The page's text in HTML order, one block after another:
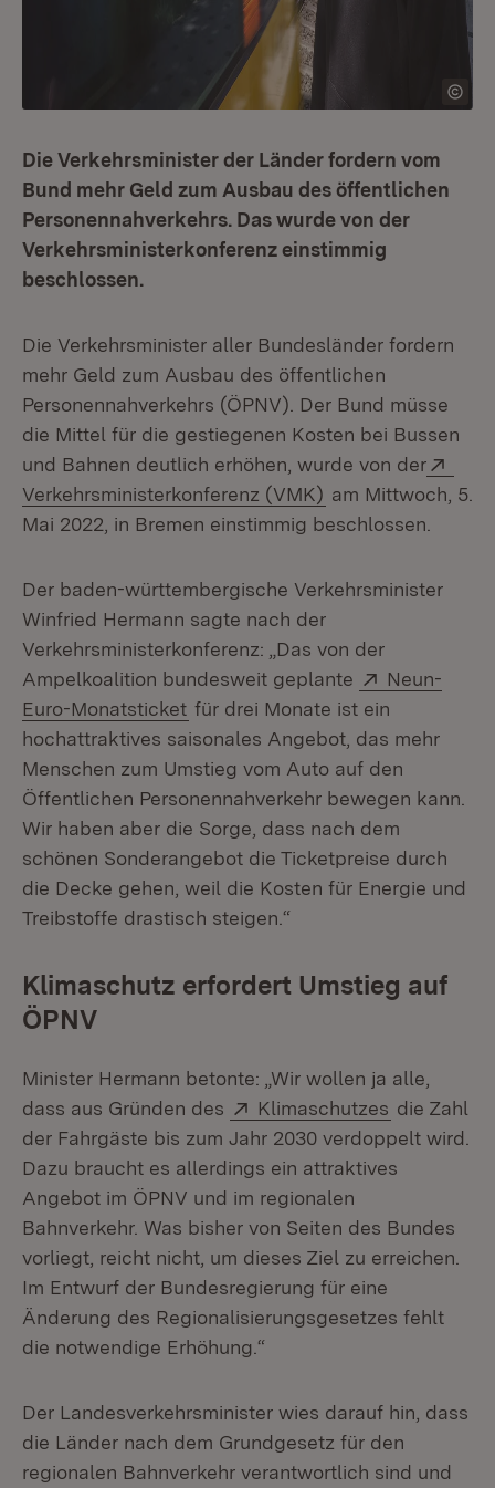
Die Verkehrsminister der Länder fordern vom
Bund mehr Geld zum Ausbau des öffentlichen
Personennahverkehrs. Das wurde von der
Verkehrsministerkonferenz einstimmig
beschlossen.
Die Verkehrsminister aller Bundesländer fordern
mehr Geld zum Ausbau des öffentlichen
Personennahverkehrs (ÖPNV). Der Bund müsse
die Mittel für die gestiegenen Kosten bei Bussen
und Bahnen deutlich erhöhen, wurde von der
Verkehrsministerkonferenz (VMK) (Öffnet in neuem
am Mittwoch, 5.
Mai 2022, in Bremen einstimmig beschlossen.
Der baden-württembergische Verkehrsminister
Winfried Hermann sagte nach der
Verkehrsministerkonferenz: „Das von der
Ampelkoalition bundesweit geplante
Extern:
Neun-
Euro-Monatsticket (Öffnet in neuem Fenster)
für drei Monate ist ein
hochattraktives saisonales Angebot, das mehr
Menschen zum Umstieg vom Auto auf den
Öffentlichen Personennahverkehr bewegen kann.
Wir haben aber die Sorge, dass nach dem
schönen Sonderangebot die Ticketpreise durch
die Decke gehen, weil die Kosten für Energie und
Treibstoffe drastisch steigen.“
Klimaschutz erfordert Umstieg auf
ÖPNV
Minister Hermann betonte: „Wir wollen ja alle,
dass aus Gründen des
Extern:
Klimaschutzes (Öffnet in
die Zahl
der Fahrgäste bis zum Jahr 2030 verdoppelt wird.
Dazu braucht es allerdings ein attraktives
Angebot im ÖPNV und im regionalen
Bahnverkehr. Was bisher von Seiten des Bundes
vorliegt, reicht nicht, um dieses Ziel zu erreichen.
Im Entwurf der Bundesregierung für eine
Änderung des Regionalisierungsgesetzes fehlt
die notwendige Erhöhung.“
Der Landesverkehrsminister wies darauf hin, dass
die Länder nach dem Grundgesetz für den
regionalen Bahnverkehr verantwortlich sind und